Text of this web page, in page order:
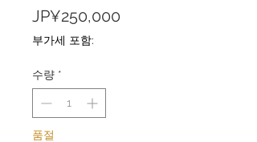
JP¥250,000
부가세 포함:
수량 *
품절